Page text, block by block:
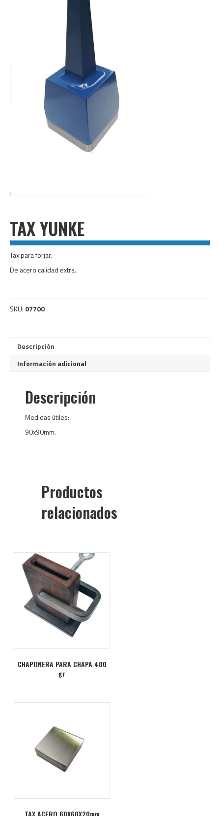
TAX YUNKE
Tax para forjar.
De acero calidad extra.
SKU: 07700
Descripción
Información adicional
Descripción
Medidas útiles:
90x90mm.
Productos
relacionados
CHAPONERA PARA CHAPA 400
gr
TAX ACERO 60X60X20mm